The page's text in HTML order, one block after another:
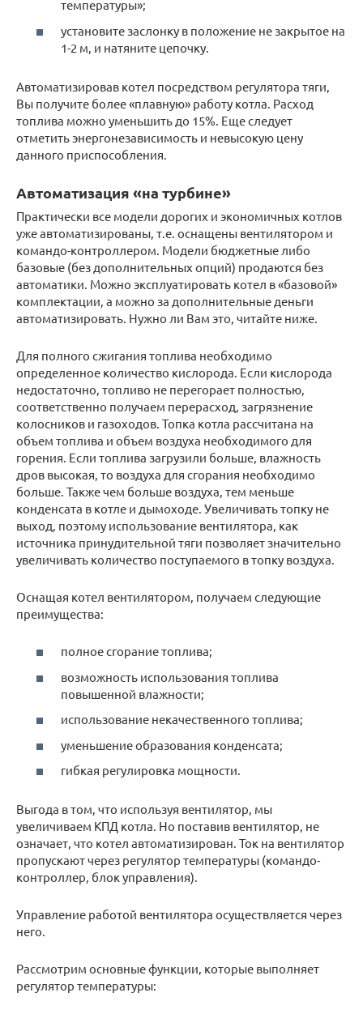
температуры»;
установите заслонку в положение не закрытое на
1-2 м, и натяните цепочку.
Автоматизировав котел посредством регулятора тяги,
Вы получите более «плавную» работу котла. Расход
топлива можно уменьшить до 15%. Еще следует
отметить энергонезависимость и невысокую цену
данного приспособления.
Автоматизация «на турбине»
Практически все модели дорогих и экономичных котлов
уже автоматизированы, т.е. оснащены вентилятором и
командо-контроллером. Модели бюджетные либо
базовые (без дополнительных опций) продаются без
автоматики. Можно эксплуатировать котел в «базовой»
комплектации, а можно за дополнительные деньги
автоматизировать. Нужно ли Вам это, читайте ниже.
Для полного сжигания топлива необходимо
определенное количество кислорода. Если кислорода
недостаточно, топливо не перегорает полностью,
соответственно получаем перерасход, загрязнение
колосников и газоходов. Топка котла рассчитана на
объем топлива и объем воздуха необходимого для
горения. Если топлива загрузили больше, влажность
дров высокая, то воздуха для сгорания необходимо
больше. Также чем больше воздуха, тем меньше
конденсата в котле и дымоходе. Увеличивать топку не
выход, поэтому использование вентилятора, как
источника принудительной тяги позволяет значительно
увеличивать количество поступаемого в топку воздуха.
Оснащая котел вентилятором, получаем следующие
преимущества:
полное сгорание топлива;
возможность использования топлива
повышенной влажности;
использование некачественного топлива;
уменьшение образования конденсата;
гибкая регулировка мощности.
Выгода в том, что используя вентилятор, мы
увеличиваем КПД котла. Но поставив вентилятор, не
означает, что котел автоматизирован. Ток на вентилятор
пропускают через регулятор температуры (командо-
контроллер, блок управления).
Управление работой вентилятора осуществляется через
него.
Рассмотрим основные функции, которые выполняет
регулятор температуры: